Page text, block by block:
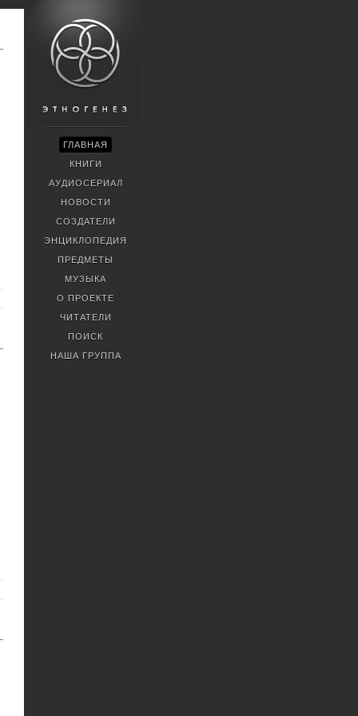
ГЛАВНАЯ
КНИГИ
АУДИОСЕРИАЛ
НОВОСТИ
СОЗДАТЕЛИ
ЭНЦИКЛОПЕДИЯ
ПРЕДМЕТЫ
МУЗЫКА
О ПРОЕКТЕ
ЧИТАТЕЛИ
ПОИСК
НАША ГРУППА